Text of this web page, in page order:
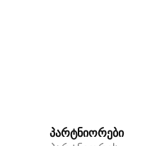
პარტნიორები